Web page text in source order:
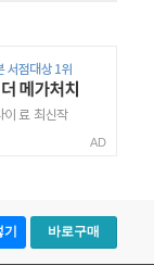
AD
바로구매